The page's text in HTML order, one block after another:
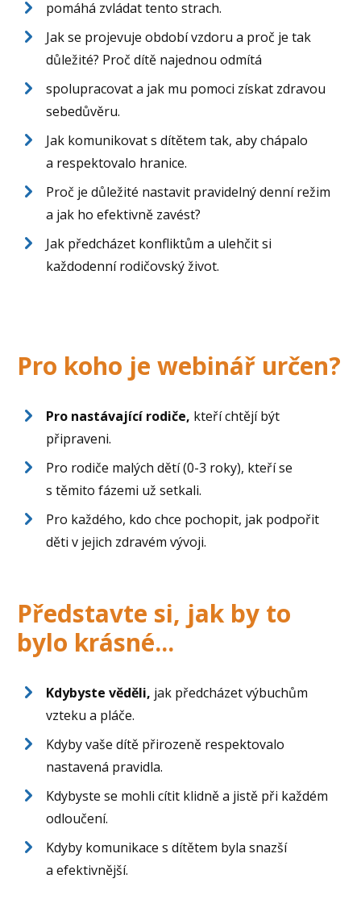
pomáhá zvládat tento strach.
Jak se projevuje období vzdoru a proč je tak
důležité? Proč dítě najednou odmítá
spolupracovat a jak mu pomoci získat zdravou
sebedůvěru.
Jak komunikovat s dítětem tak, aby chápalo
a respektovalo hranice.
Proč je důležité nastavit pravidelný denní režim
a jak ho efektivně zavést?
Jak předcházet konfliktům a ulehčit si
každodenní rodičovský život.
Pro koho je webinář určen?
Pro nastávající rodiče, kteří chtějí být
připraveni.
Pro rodiče malých dětí (0-3 roky), kteří se
s těmito fázemi už setkali.
Pro každého, kdo chce pochopit, jak podpořit
děti v jejich zdravém vývoji.
Představte si, jak by to
bylo krásné...
Kdybyste věděli, jak předcházet výbuchům
vzteku a pláče.
Kdyby vaše dítě přirozeně respektovalo
nastavená pravidla.
Kdybyste se mohli cítit klidně a jistě při každém
odloučení.
Kdyby komunikace s dítětem byla snazší
a efektivnější.